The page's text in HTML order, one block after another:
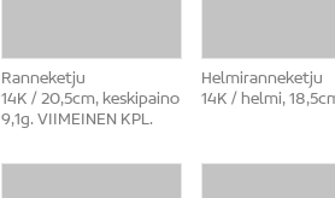
Ranneketju
14K / 20,5cm, keskipaino
9,1g. VIIMEINEN KPL.
Helmiranneketju
14K / helmi,